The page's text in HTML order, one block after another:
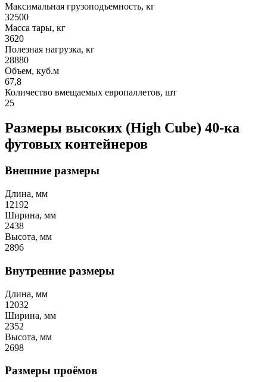
Максимальная грузоподъемность, кг
32500
Масса тары, кг
3620
Полезная нагрузка, кг
28880
Объем, куб.м
67,8
Количество вмещаемых европаллетов, шт
25
Размеры высоких (High Cube) 40-ка
футовых контейнеров
Внешние размеры
Длина, мм
12192
Ширина, мм
2438
Высота, мм
2896
Внутренние размеры
Длина, мм
12032
Ширина, мм
2352
Высота, мм
2698
Размеры проёмов